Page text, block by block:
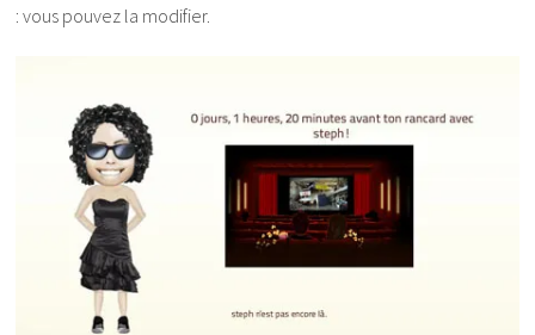
: vous pouvez la modifier.